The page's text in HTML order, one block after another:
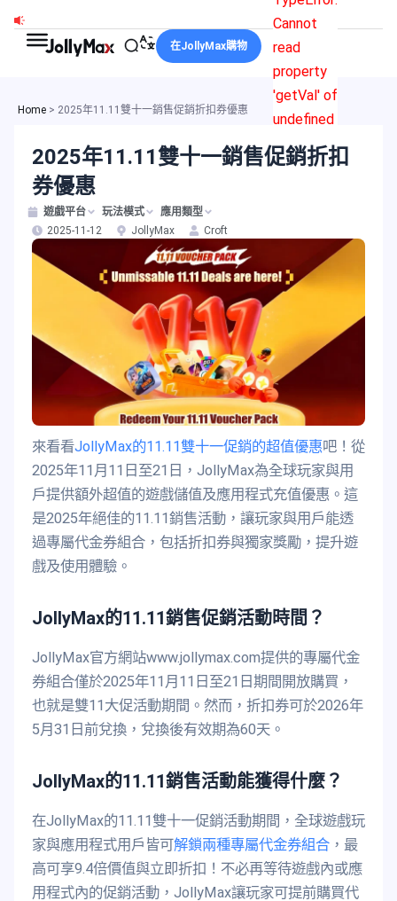
Cannot
read
property
'getVal' of
undefined
在JollyMax購物
Home > 2025年11.11雙十一銷售促銷折扣券優惠
2025年11.11雙十一銷售促銷折扣
券優惠
遊戲平台 玩法模式
應用類型
2025-11-12
JollyMax Croft
來看看JollyMax的11.11雙十一促銷的超值優惠吧！從
2025年11月11日至21日，JollyMax為全球玩家與用
戶提供額外超值的遊戲儲值及應用程式充值優惠。這
是2025年絕佳的11.11銷售活動，讓玩家與用戶能透
過專屬代金券組合，包括折扣券與獨家獎勵，提升遊
戲及使用體驗。
JollyMax的11.11銷售促銷活動時間？
JollyMax官方網站www.jollymax.com提供的專屬代金
券組合僅於2025年11月11日至21日期間開放購買，
也就是雙11大促活動期間。然而，折扣券可於2026年
5月31日前兌換，兌換後有效期為60天。
JollyMax的11.11銷售活動能獲得什麼？
在JollyMax的11.11雙十一促銷活動期間，全球遊戲玩
家與應用程式用戶皆可解鎖兩種專屬代金券組合 ，最
高可享9.4倍價值與立即折扣！不必再等待遊戲內或應
用程式內的促銷活動，JollyMax讓玩家可提前購買代